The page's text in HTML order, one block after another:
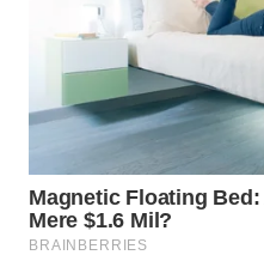
WN
SUMEDANG
WN
CIANJUR
WN
KEPULAUAN